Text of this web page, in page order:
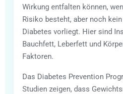
Wirkung entfalten können,
Risiko besteht, aber noch
Diabetes vorliegt. Hier sind
Bauchfett, Leberfett und
Faktoren.
Das Diabetes Prevention
Studien zeigen, dass